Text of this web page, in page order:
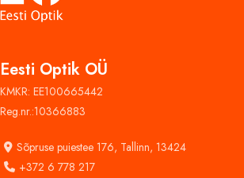
Eesti Optik OÜ
KMKR: EE100665442
Reg.nr.:10366883
Sõpruse puiestee 176, Tallinn, 13424
+372 6 778 217